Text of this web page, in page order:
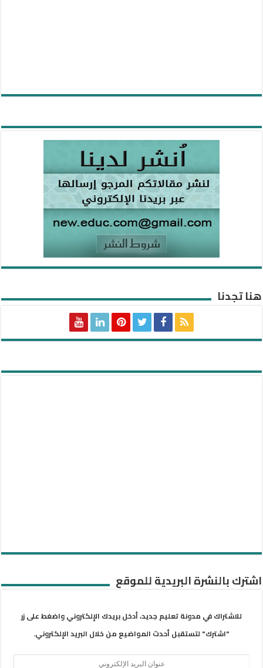
هنا تجدنا
اشترك بالنشرة البريدية للموقع
للاشتراك في مدونة تعليم جديد، أدخل بريدك الإلكتروني واضغط على زر
"اشترك" لتستقبل أحدث المواضيع من خلال البريد الإلكتروني.